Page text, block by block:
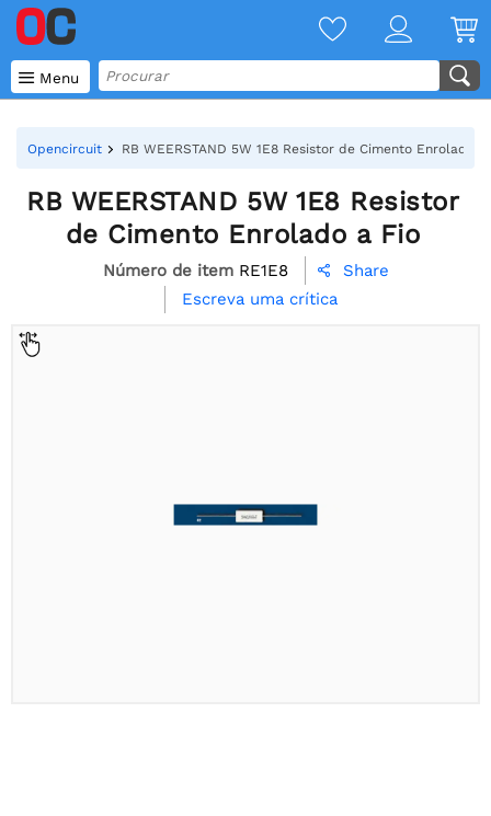
 Menu
Opencircuit RB WEERSTAND 5W 1E8 Resistor de Cimento Enrolado a
RB WEERSTAND 5W 1E8 Resistor
de Cimento Enrolado a Fio
Número de item RE1E8 
Share
Escreva uma crítica